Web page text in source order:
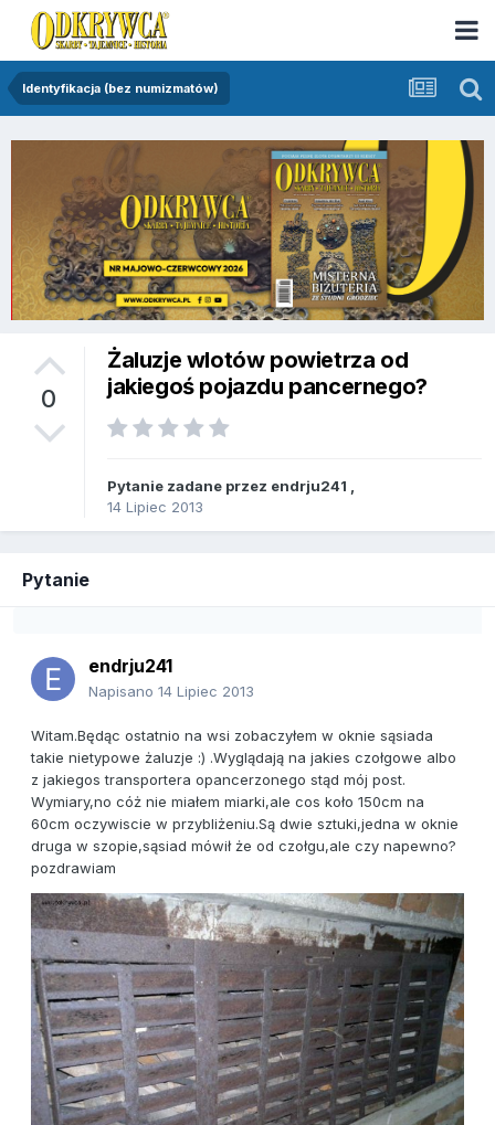
Identyfikacja (bez numizmatów)
0
Żaluzje wlotów powietrza od
jakiegoś pojazdu pancernego?
Pytanie zadane przez endrju241
14 Lipiec 2013
Pytanie
endrju241
Napisano 14 Lipiec 2013
Witam.Będąc ostatnio na wsi zobaczyłem w oknie sąsiada
takie nietypowe żaluzje :) .Wyglądają na jakies czołgowe albo
z jakiegos transportera opancerzonego stąd mój post.
Wymiary,no cóż nie miałem miarki,ale cos koło 150cm na
60cm oczywiscie w przybliżeniu.Są dwie sztuki,jedna w oknie
druga w szopie,sąsiad mówił że od czołgu,ale czy napewno?
pozdrawiam